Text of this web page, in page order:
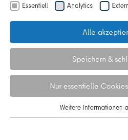
Startseite
Begehung: Luftwärmepumpe im
Pufferspeichern zum Heizen und
Begehung:
Bestand mit
Heizen und Kühlen
Essentiell Analytics
Alle
Speichern &
Nur essentielle
Weitere Informationen